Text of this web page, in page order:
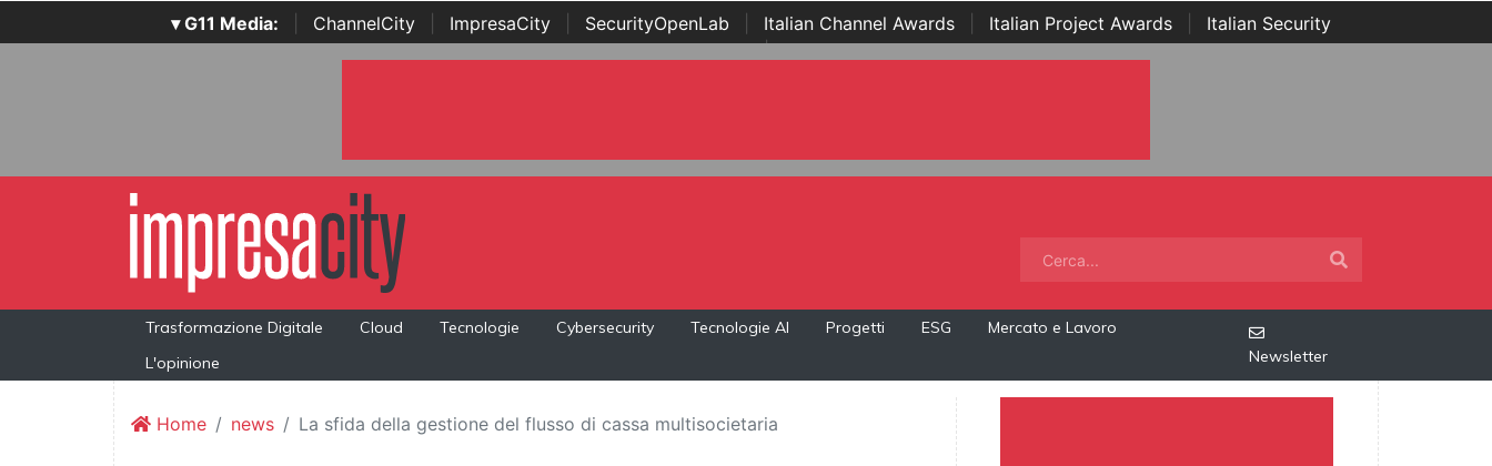
▾ G11 Media: ChannelCity ImpresaCity SecurityOpenLab Italian Channel Awards Italian Project Awards
Italian Security
Awards | ...
Trasformazione Digitale Cloud Tecnologie Cybersecurity Tecnologie AI Progetti ESG
Mercato e Lavoro
L'opinione
Newsletter
Home news La sfida della gestione del flusso di cassa multisocietaria